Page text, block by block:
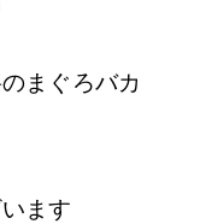
のまぐろバカ
ます